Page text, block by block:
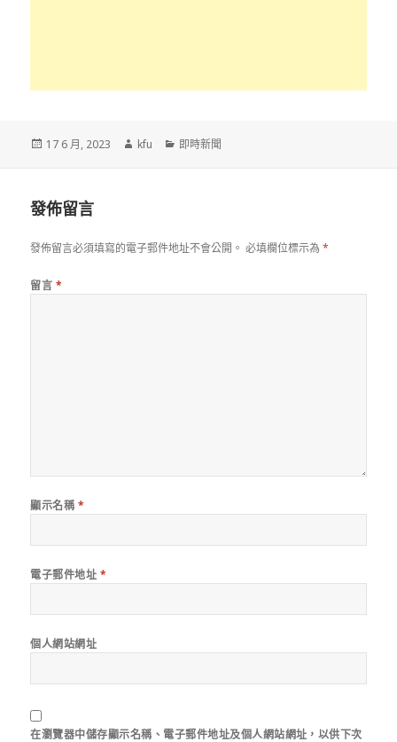
發
17 6 月, 2023
作
kfu
分
即時新聞
發佈留言
發佈留言必須填寫的電子郵件地址不會公開。 必填欄位標示為*
留言 *
顯示名稱 *
電子郵件地址 *
個人網站網址
在瀏覽器中儲存顯示名稱、電子郵件地址及個人網站網址，以供下次